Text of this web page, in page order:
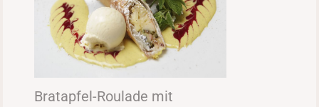
Bratapfel-Roulade mit